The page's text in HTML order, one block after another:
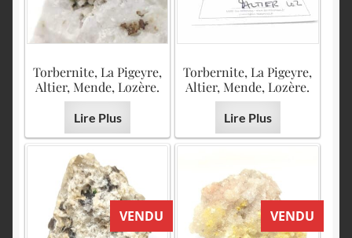
Torbernite, La Pigeyre,
Altier, Mende, Lozère.
Lire Plus
Torbernite, La Pigeyre,
Altier, Mende, Lozère.
Lire Plus
VENDU VENDU